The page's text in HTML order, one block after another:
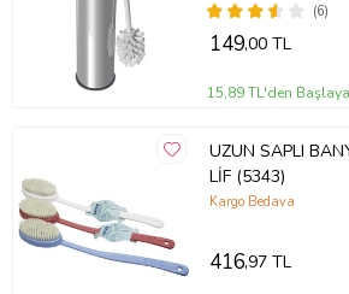
(6)
149,00 TL
15,89 TL'den
UZUN SAPLI
LİF (5343)
Kargo Bedava
416,97 TL